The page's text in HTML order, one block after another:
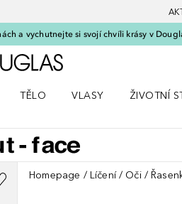
a vychutnejte si svojí chvíli krásy v
Domů
TĚLO
VLASY
ŽIVOTNÍ
Homepage Líčení Oči